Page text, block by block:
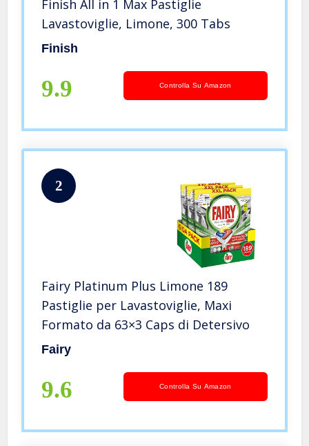
Finish All in 1 Max Pastiglie
Lavastoviglie, Limone, 300 Tabs
Finish
9.9 Controlla Su Amazon
2
Fairy Platinum Plus Limone 189
Pastiglie per Lavastoviglie, Maxi
Formato da 63×3 Caps di Detersivo
Fairy
9.6 Controlla Su Amazon